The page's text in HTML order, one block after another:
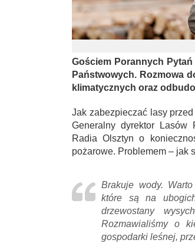
Gościem Porannych
Państwowych. Rozmowa
klimatycznych oraz
Jak zabezpieczać lasy
Generalny dyrektor Lasów
Radia Olsztyn o
pożarowe. Problemem – jak
Brakuje wody.
które są na
drzewostany
Rozmawialiśmy o
gospodarki leśnej,